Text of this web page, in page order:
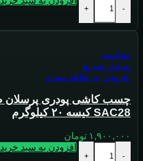
-
+
مقايسه
نمایش سریع
افزودن به علاقه مندی
SAC28 کیسه ۲۰ کیلوگرم
۱,۹۰۰,۰۰۰ تومان
-
+
افزودن به سبد خرید